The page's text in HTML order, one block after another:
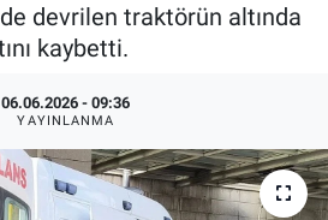
devrilen traktörün altında
kaybetti.
06.06.2026 - 09:36
YAYINLANMA